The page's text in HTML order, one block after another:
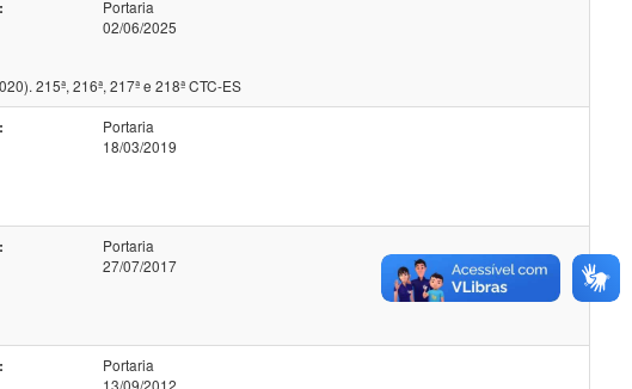
Portaria
02/06/2025
215ª, 216ª, 217ª e 218ª CTC-ES
Portaria
18/03/2019
Portaria
27/07/2017
Portaria
13/09/2012